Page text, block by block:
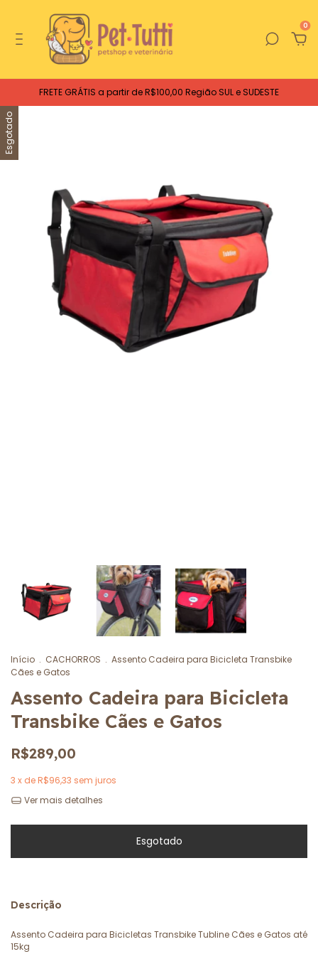
0
FRETE GRÁTIS a partir de R$100,00 Região SUL e SUDESTE
Esgotado
Início . CACHORROS . Assento Cadeira para Bicicleta Transbike
Cães e Gatos
Assento Cadeira para Bicicleta
Transbike Cães e Gatos
R$289,00
3 x deR$96,33 sem juros
Ver mais detalhes
Descrição
Assento Cadeira para Bicicletas Transbike Tubline Cães e Gatos até
15kg